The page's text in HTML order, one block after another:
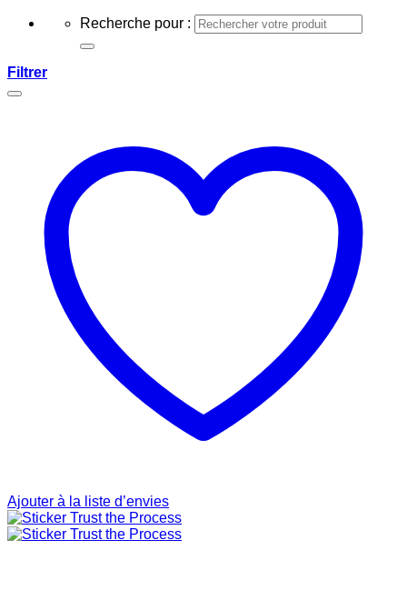
Recherche pour :
Filtrer
Ajouter à la liste d’envies